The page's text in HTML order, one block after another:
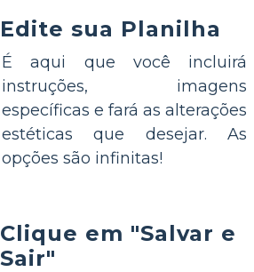
Edite sua Planilha
É aqui que você incluirá
instruções, imagens
específicas e fará as alterações
estéticas que desejar. As
opções são infinitas!
Clique em "Salvar e
Sair"